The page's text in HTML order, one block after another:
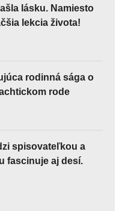
lásku. Namiesto
lekcia života!
rodinná sága o
rode
spisovateľkou a
fascinuje aj desí.